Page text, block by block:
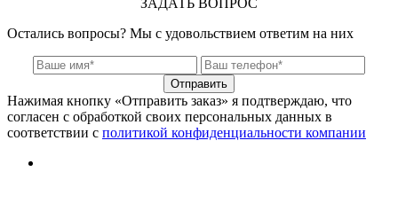
Остались вопросы? Мы с удовольствием ответим на них
Отправить
Нажимая кнопку «Отправить заказ» я подтверждаю, что
согласен с обработкой своих персональных данных в
соответствии с политикой конфиденциальности компании